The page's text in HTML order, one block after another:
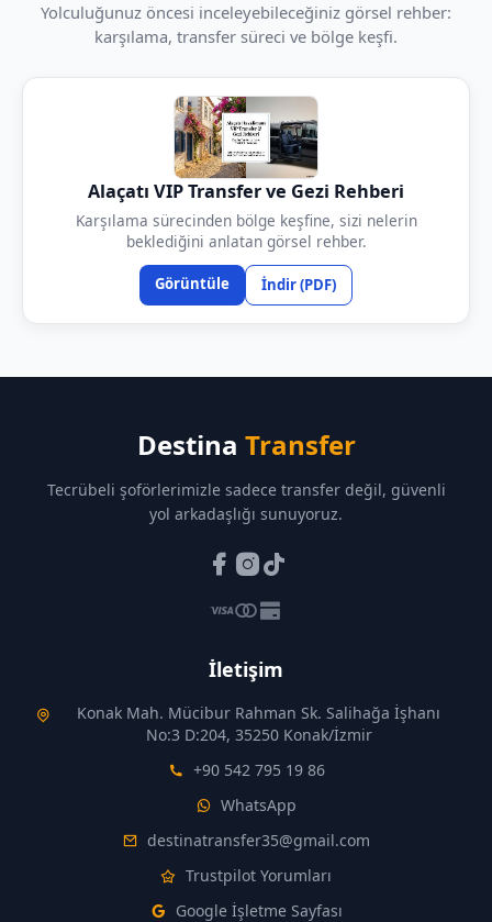
Yolculuğunuz öncesi inceleyebileceğiniz görsel rehber:
karşılama, transfer süreci ve bölge keşfi.
Alaçatı VIP Transfer ve Gezi Rehberi
Karşılama sürecinden bölge keşfine, sizi nelerin
beklediğini anlatan görsel rehber.
Görüntüle İndir (PDF)
Destina Transfer
Tecrübeli şoförlerimizle sadece transfer değil, güvenli
yol arkadaşlığı sunuyoruz.
İletişim
Konak Mah. Mücibur Rahman Sk. Salihağa İşhanı
No:3 D:204, 35250 Konak/İzmir
+90 542 795 19 86
WhatsApp
destinatransfer35@gmail.com
Trustpilot Yorumları
Google İşletme Sayfası